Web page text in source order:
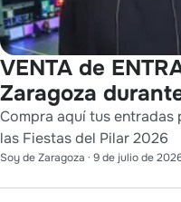
VENTA de
Zaragoza
Compra aquí tus
las Fiestas del Pilar 2026
Soy de Zaragoza · 9 de julio de